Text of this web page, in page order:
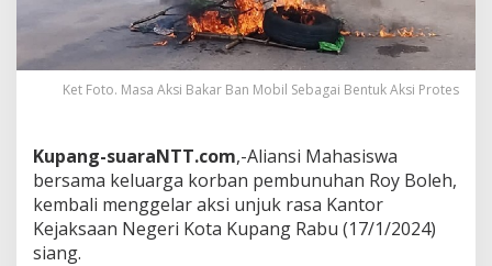
Ket Foto. Masa Aksi Bakar Ban Mobil Sebagai Bentuk Aksi Protes
Kupang-suaraNTT.com,-Aliansi Mahasiswa
bersama keluarga korban pembunuhan Roy Boleh,
kembali menggelar aksi unjuk rasa Kantor
Kejaksaan Negeri Kota Kupang Rabu (17/1/2024)
siang.